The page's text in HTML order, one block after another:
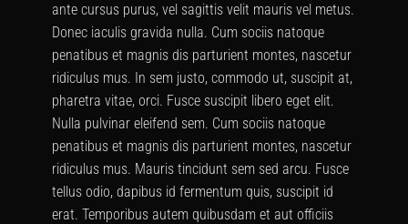
ante cursus purus, vel sagittis velit mauris vel metus.
Donec iaculis gravida nulla. Cum sociis natoque
penatibus et magnis dis parturient montes, nascetur
ridiculus mus. In sem justo, commodo ut, suscipit at,
pharetra vitae, orci. Fusce suscipit libero eget elit.
Nulla pulvinar eleifend sem. Cum sociis natoque
penatibus et magnis dis parturient montes, nascetur
ridiculus mus. Mauris tincidunt sem sed arcu. Fusce
tellus odio, dapibus id fermentum quis, suscipit id
erat. Temporibus autem quibusdam et aut officiis